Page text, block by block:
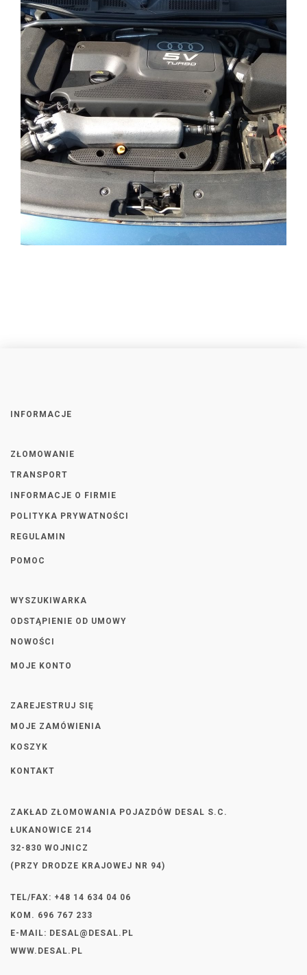
INFORMACJE
ZŁOMOWANIE
TRANSPORT
INFORMACJE O FIRMIE
POLITYKA PRYWATNOŚCI
REGULAMIN
POMOC
WYSZUKIWARKA
ODSTĄPIENIE OD UMOWY
NOWOŚCI
MOJE KONTO
ZAREJESTRUJ SIĘ
MOJE ZAMÓWIENIA
KOSZYK
KONTAKT
ZAKŁAD ZŁOMOWANIA POJAZDÓW DESAL S.C.
ŁUKANOWICE 214
32-830 WOJNICZ
(PRZY DRODZE KRAJOWEJ NR 94)
TEL/FAX: +48 14 634 04 06
KOM. 696 767 233
E-MAIL: DESAL@DESAL.PL
WWW.DESAL.PL